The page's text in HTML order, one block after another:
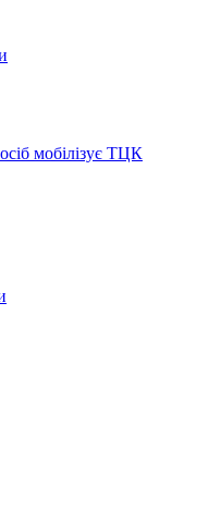
мобілізує ТЦК